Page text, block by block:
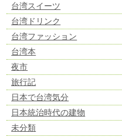
台湾スイーツ
台湾ドリンク
台湾ファッション
台湾本
夜市
旅行記
日本で台湾気分
日本統治時代の建物
未分類